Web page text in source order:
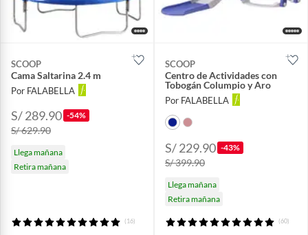
SCOOP
Cama Saltarina 2.4 m
Por FALABELLA
S/ 289.90 -54%
S/ 629.90
Llega mañana
Retira mañana
(16)
SCOOP
Centro de Actividades con
Tobogán Columpio y Aro
Por FALABELLA
S/ 229.90 -43%
S/ 399.90
Llega mañana
Retira mañana
(60)